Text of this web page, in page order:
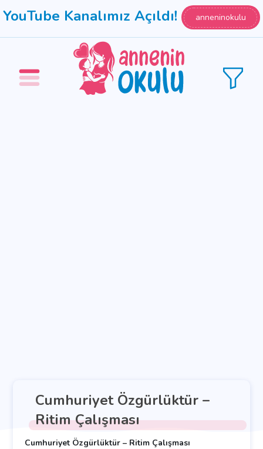
YouTube Kanalımız Açıldı! anneninokulu
Cumhuriyet Özgürlüktür –
Ritim Çalışması
Cumhuriyet Özgürlüktür – Ritim Çalışması